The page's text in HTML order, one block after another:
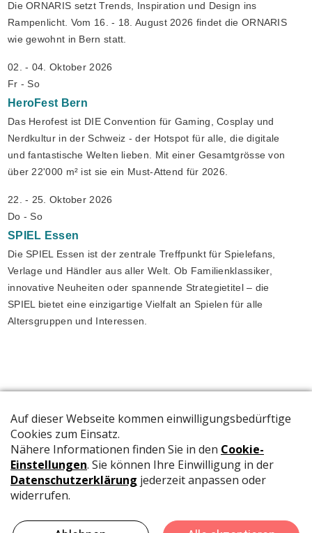
Die ORNARIS setzt Trends, Inspiration und Design ins
Rampenlicht. Vom 16. - 18. August 2026 findet die ORNARIS
wie gewohnt in Bern statt.
02. - 04. Oktober 2026
Fr - So
HeroFest Bern
Das Herofest ist DIE Convention für Gaming, Cosplay und
Nerdkultur in der Schweiz - der Hotspot für alle, die digitale
und fantastische Welten lieben. Mit einer Gesamtgrösse von
über 22'000 m² ist sie ein Must-Attend für 2026.
22. - 25. Oktober 2026
Do - So
SPIEL Essen
Die SPIEL Essen ist der zentrale Treffpunkt für Spielefans,
Verlage und Händler aus aller Welt. Ob Familienklassiker,
innovative Neuheiten oder spannende Strategietitel – die
SPIEL bietet eine einzigartige Vielfalt an Spielen für alle
Altersgruppen und Interessen.
Die offizielle Publikation der Schweizer Papeterien informiert